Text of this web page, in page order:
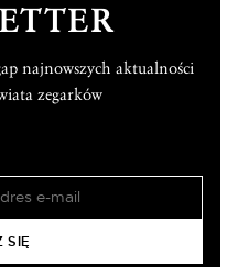
najnowszych aktualności
zegarków